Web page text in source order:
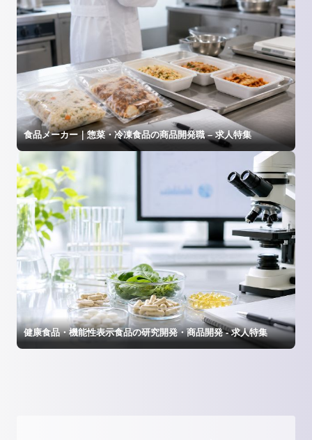
食品メーカー｜惣菜・冷凍食品の商品開発職 – 求人特集
健康食品・機能性表示食品の研究開発・商品開発 - 求人特集